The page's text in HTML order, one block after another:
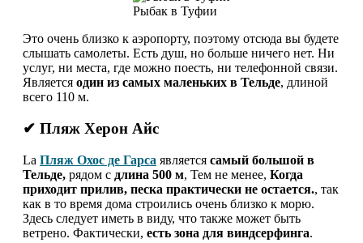
Рыбак в Туфии
Это очень близко к аэропорту, поэтому отсюда вы будете
слышать самолеты. Есть душ, но больше ничего нет. Ни
услуг, ни места, где можно поесть, ни телефонной связи.
Является один из самых маленьких в Тельде, длиной
всего 110 м.
✔ Пляж Херон Айс
La Пляж Охос де Гарса является самый большой в
Тельде, рядом с длина 500 м, Тем не менее, Когда
приходит прилив, песка практически не остается., так
как в то время дома строились очень близко к морю.
Здесь следует иметь в виду, что также может быть
ветрено. Фактически, есть зона для виндсерфинга.